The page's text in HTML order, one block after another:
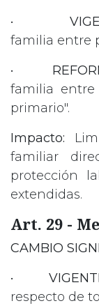
•
familia entre
•
familia
primario".
Impacto:
familiar
protección
extendidas.
Art. 29 -
CAMBIO
•
respecto de